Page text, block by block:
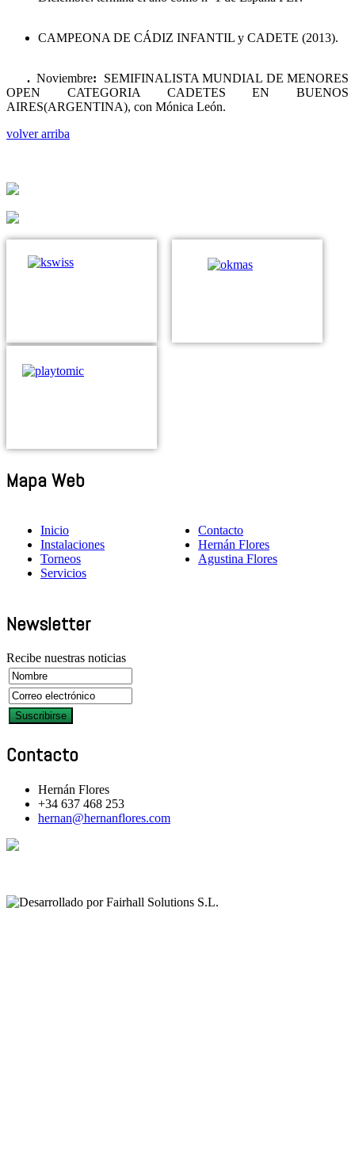
CAMPEONA DE CÁDIZ INFANTIL y CADETE (2013).
.Noviembre: SEMIFINALISTA MUNDIAL DE MENORES
OPEN CATEGORIA CADETES EN BUENOS
AIRES(ARGENTINA), con Mónica León.
volver arriba
Mapa Web
Inicio
Instalaciones
Torneos
Servicios
Contacto
Hernán Flores
Agustina Flores
Newsletter
Recibe nuestras noticias
Contacto
Hernán Flores
+34 637 468 253
hernan@hernanflores.com